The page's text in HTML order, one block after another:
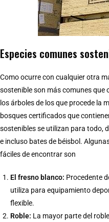
Especies comunes
Como ocurre con cualquier otra
sostenible son más comunes que
los árboles de los que procede la
bosques certificados que
sostenibles se utilizan para todo,
e incluso bates de béisbol.
fáciles de encontrar son
El fresno blanco: Procedente
utiliza para equipamiento
flexible.
Roble: La mayor parte del